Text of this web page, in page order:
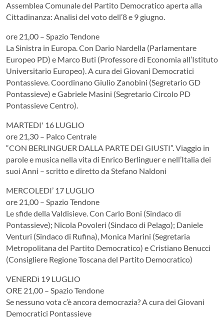
Assemblea Comunale del Partito Democratico aperta alla
Cittadinanza: Analisi del voto dell’8 e 9 giugno.
ore 21,00 – Spazio Tendone
La Sinistra in Europa. Con Dario Nardella (Parlamentare
Europeo PD) e Marco Buti (Professore di Economia all’Istituto
Universitario Europeo). A cura dei Giovani Democratici
Pontassieve. Coordinano Giulio Zanobini (Segretario GD
Pontassieve) e Gabriele Masini (Segretario Circolo PD
Pontassieve Centro).
MARTEDI' 16 LUGLIO
ore 21,30 – Palco Centrale
“CON BERLINGUER DALLA PARTE DEI GIUSTI”. Viaggio in
parole e musica nella vita di Enrico Berlinguer e nell’Italia dei
suoi Anni – scritto e diretto da Stefano Naldoni
MERCOLEDI’ 17 LUGLIO
ore 21,00 – Spazio Tendone
Le sfide della Valdisieve. Con Carlo Boni (Sindaco di
Pontassieve); Nicola Povoleri (Sindaco di Pelago); Daniele
Venturi (Sindaco di Rufina), Monica Marini (Segretaria
Metropolitana del Partito Democratico) e Cristiano Benucci
(Consigliere Regione Toscana del Partito Democratico)
VENERDì 19 LUGLIO
ORE 21,00 – Spazio Tendone
Se nessuno vota c’è ancora democrazia? A cura dei Giovani
Democratici Pontassieve